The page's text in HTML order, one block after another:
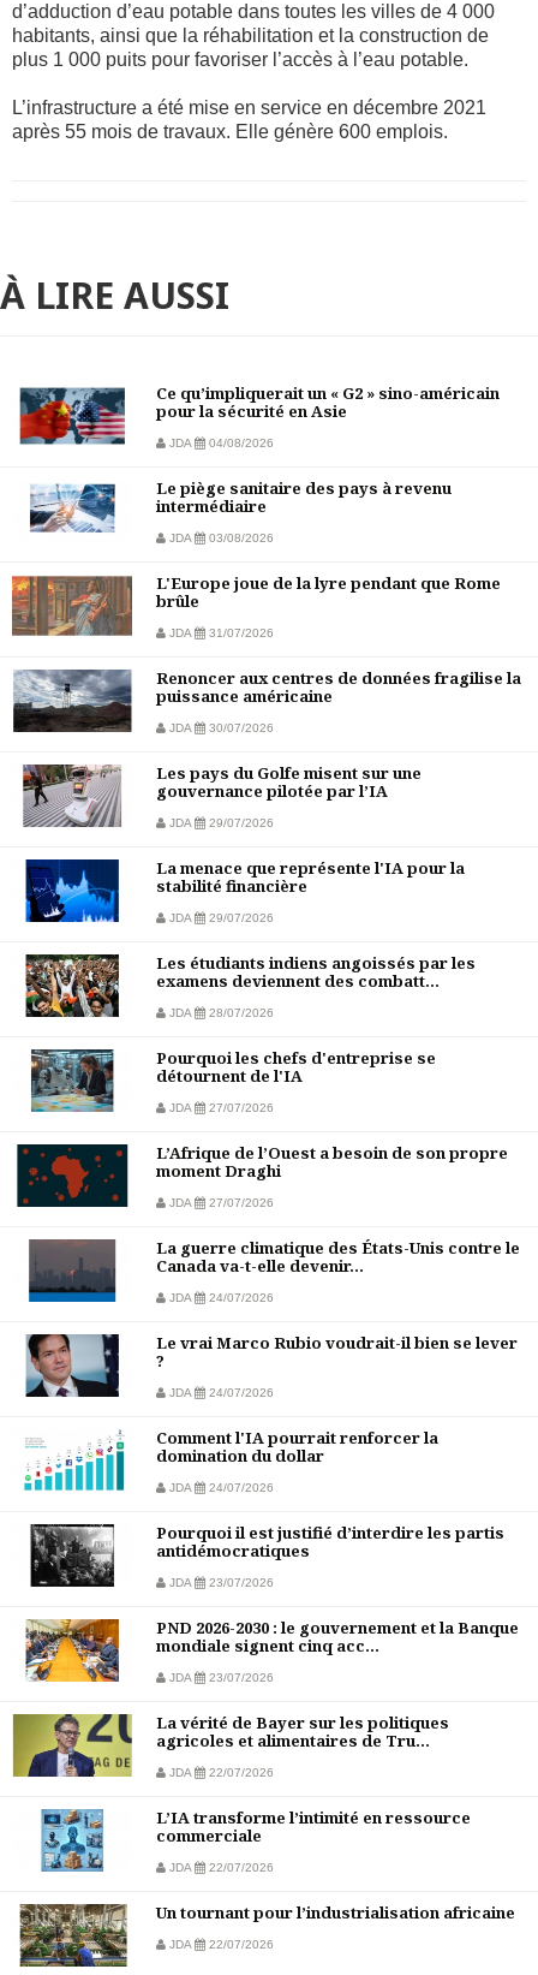
d’adduction d’eau potable dans toutes les villes de 4 000
habitants, ainsi que la réhabilitation et la construction de
plus 1 000 puits pour favoriser l’accès à l’eau potable.
L’infrastructure a été mise en service en décembre 2021
après 55 mois de travaux. Elle génère 600 emplois.
À LIRE AUSSI
Ce qu’impliquerait un « G2 » sino-américain
pour la sécurité en Asie
JDA 04/08/2026
Le piège sanitaire des pays à revenu
intermédiaire
JDA 03/08/2026
L'Europe joue de la lyre pendant que Rome
brûle
JDA 31/07/2026
Renoncer aux centres de données fragilise la
puissance américaine
JDA 30/07/2026
Les pays du Golfe misent sur une
gouvernance pilotée par l’IA
JDA 29/07/2026
La menace que représente l'IA pour la
stabilité financière
JDA 29/07/2026
Les étudiants indiens angoissés par les
examens deviennent des combatt...
JDA 28/07/2026
Pourquoi les chefs d'entreprise se
détournent de l'IA
JDA 27/07/2026
L’Afrique de l’Ouest a besoin de son propre
moment Draghi
JDA 27/07/2026
La guerre climatique des États-Unis contre le
Canada va-t-elle devenir...
JDA 24/07/2026
Le vrai Marco Rubio voudrait-il bien se lever
?
JDA 24/07/2026
Comment l'IA pourrait renforcer la
domination du dollar
JDA 24/07/2026
Pourquoi il est justifié d’interdire les partis
antidémocratiques
JDA 23/07/2026
PND 2026-2030 : le gouvernement et la Banque
mondiale signent cinq acc...
JDA 23/07/2026
La vérité de Bayer sur les politiques
agricoles et alimentaires de Tru...
JDA 22/07/2026
L’IA transforme l’intimité en ressource
commerciale
JDA 22/07/2026
Un tournant pour l’industrialisation africaine
JDA 22/07/2026